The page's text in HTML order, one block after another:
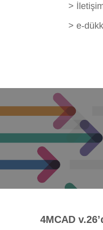
>
> e-
4MCAD